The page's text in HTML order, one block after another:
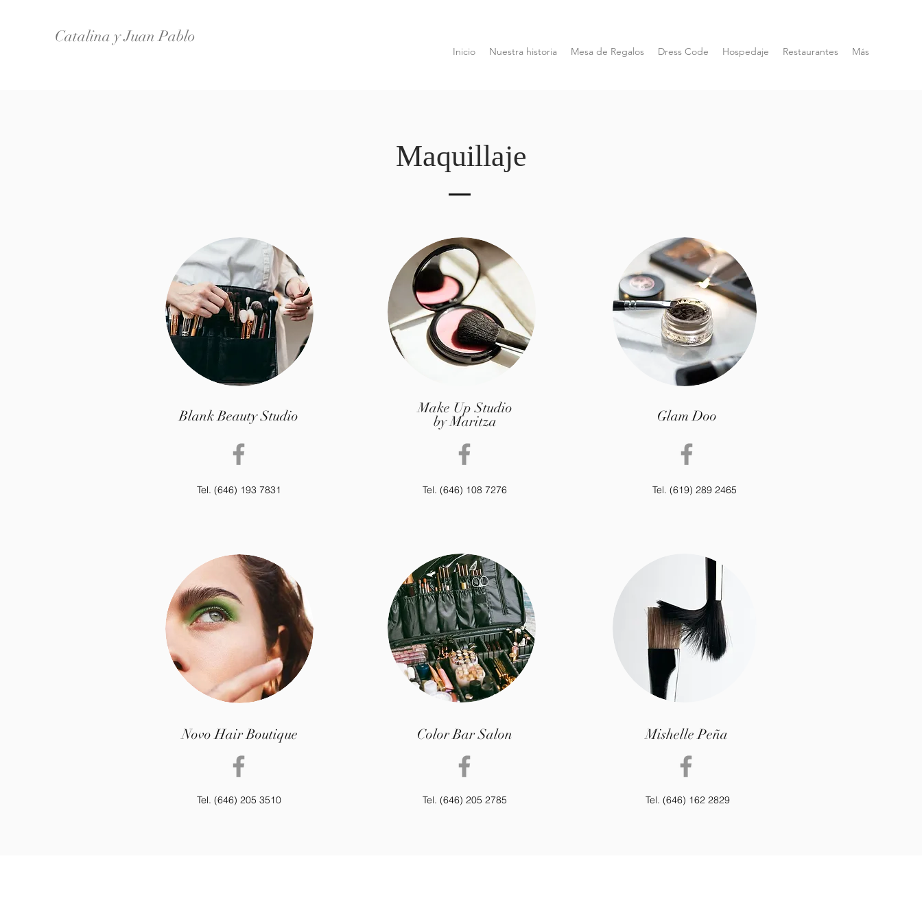
Catalina y Juan Pablo
Inicio Nuestra historia Mesa de Regalos Dress Code Hospedaje Restaurantes Más
Maquillaje
Blank Beauty Studio
Tel. (646) 193 7831
Make Up Studio
by Maritza
Tel. (646) 108 7276
Glam Doo
Tel. (619) 289 2465
Novo Hair Boutique Color Bar Salon Mishelle Peña
Tel. (646) 205 3510 Tel. (646) 205 2785 Tel. (646) 162 2829